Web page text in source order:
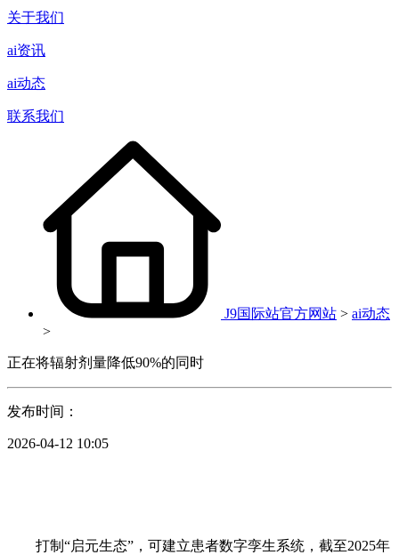
关于我们
ai资讯
ai动态
联系我们
J9国际站官方网站 > ai动态
>
正在将辐射剂量降低90%的同时
发布时间：
2026-04-12 10:05
打制“启元生态”，可建立患者数字孪生系统，截至2025年